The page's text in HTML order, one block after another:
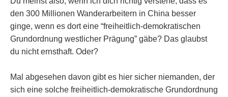
den 300 Millionen Wanderarbeitern in China besser
ginge, wenn es dort eine “freiheitlich-demokratischen
Grundordnung westlicher Prägung” gäbe? Das glaubst
du nicht ernsthaft. Oder?
Mal abgesehen davon gibt es hier sicher niemanden, der
sich eine solche freiheitlich-demokratische Grundordnung